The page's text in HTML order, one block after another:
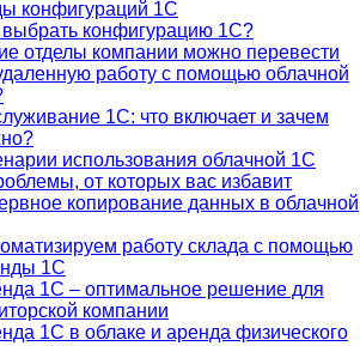
конфигураций 1С
выбрать конфигурацию 1С?
отделы компании можно перевести
работу с помощью облачной
1С: что включает и зачем
использования облачной 1С
от которых вас избавит
копирование данных в облачной
работу склада с помощью
1С
1С – оптимальное решение для
компании
1С в облаке и аренда физического